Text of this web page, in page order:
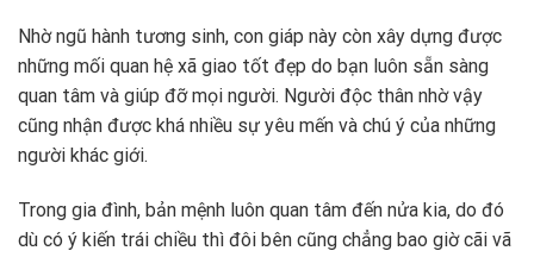
Nhờ ngũ hành tương sinh, con giáp này còn xây dựng được
những mối quan hệ xã giao tốt đẹp do bạn luôn sẵn sàng
quan tâm và giúp đỡ mọi người. Người độc thân nhờ vậy
cũng nhận được khá nhiều sự yêu mến và chú ý của những
người khác giới.
Trong gia đình, bản mệnh luôn quan tâm đến nửa kia, do đó
dù có ý kiến trái chiều thì đôi bên cũng chẳng bao giờ cãi vã